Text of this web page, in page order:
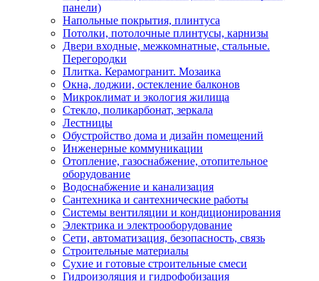
панели)
Напольные покрытия, плинтуса
Потолки, потолочные плинтусы, карнизы
Двери входные, межкомнатные, стальные.
Перегородки
Плитка. Керамогранит. Мозаика
Окна, лоджии, остекление балконов
Микроклимат и экология жилища
Стекло, поликарбонат, зеркала
Лестницы
Обустройство дома и дизайн помещений
Инженерные коммуникации
Отопление, газоснабжение, отопительное
оборудование
Водоснабжение и канализация
Сантехника и сантехнические работы
Системы вентиляции и кондиционирования
Электрика и электрооборудование
Сети, автоматизация, безопасность, связь
Строительные материалы
Сухие и готовые строительные смеси
Гидроизоляция и гидрофобизация